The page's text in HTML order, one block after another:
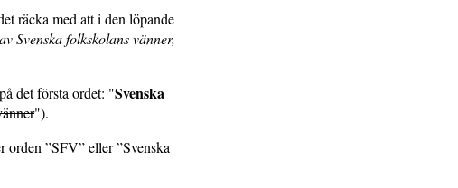
räcka med att i den löpande
Svenska folkskolans vänner,
det första ordet: "Svenska
").
”SFV” eller ”Svenska